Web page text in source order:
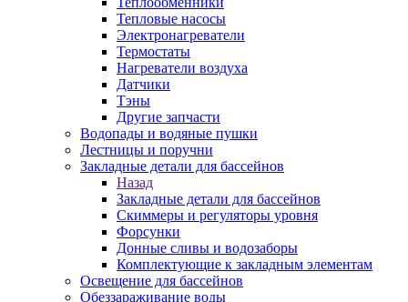
Тепловые насосы
Электронагреватели
Термостаты
Нагреватели воздуха
Датчики
Тэны
Другие запчасти
Водопады и водяные пушки
Лестницы и поручни
Закладные детали для бассейнов
Назад
Закладные детали для бассейнов
Скиммеры и регуляторы уровня
Форсунки
Донные сливы и водозаборы
Комплектующие к закладным элементам
Освещение для бассейнов
Обеззараживание воды